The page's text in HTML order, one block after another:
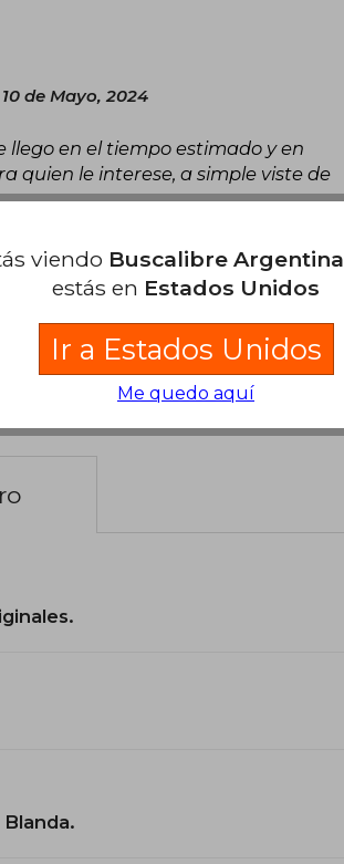
de Mayo, 2024
en el tiempo estimado y en
quien le interese, a simple viste de
tu propia evaluación .
viendo Buscalibre Argentina
estás en Estados Unidos
Ir a Estados Unidos
Me quedo aquí